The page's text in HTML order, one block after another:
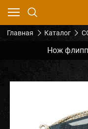
Главная Каталог
Нож